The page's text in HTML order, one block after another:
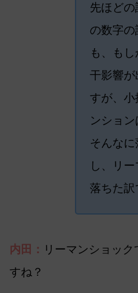
先ほど
の数字
も、も
干影響
すが、小
ンショ
そんな
し、リ
落ちた
内田： リーマンショッ
すね？